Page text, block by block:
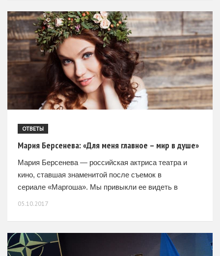
ОТВЕТЫ
Мария Берсенева: «Для меня главное – мир в душе»
Мария Берсенева — российская актриса театра и
кино, ставшая знаменитой после съемок в
сериале «Маргоша». Мы привыкли ее видеть в
Однако
05.10.2017